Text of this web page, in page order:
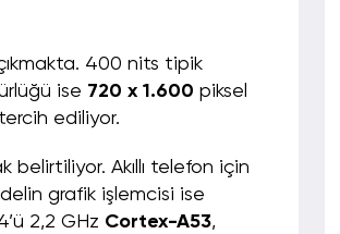
400 nits tipik
ise 720 x 1.600 piksel
ediliyor.
belirtiliyor. Akıllı telefon için
grafik işlemcisi ise
2,2 GHz Cortex-A53,